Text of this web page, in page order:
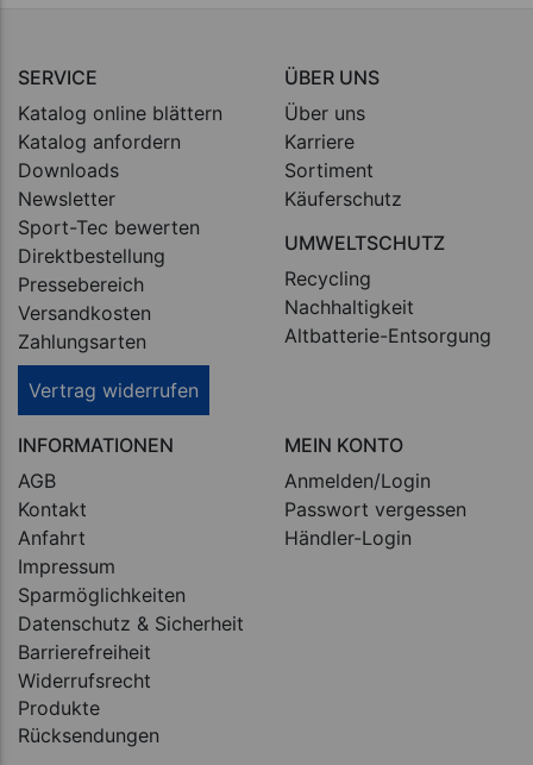
SERVICE
Katalog online blättern
Katalog anfordern
Downloads
Newsletter
Sport-Tec bewerten
Direktbestellung
Pressebereich
Versandkosten
Zahlungsarten
Vertrag widerrufen
ÜBER UNS
Über uns
Karriere
Sortiment
Käuferschutz
UMWELTSCHUTZ
Recycling
Nachhaltigkeit
Altbatterie-Entsorgung
INFORMATIONEN
AGB
Kontakt
Anfahrt
Impressum
Sparmöglichkeiten
Datenschutz & Sicherheit
Barrierefreiheit
Widerrufsrecht
Produkte
Rücksendungen
MEIN KONTO
Anmelden/Login
Passwort vergessen
Händler-Login